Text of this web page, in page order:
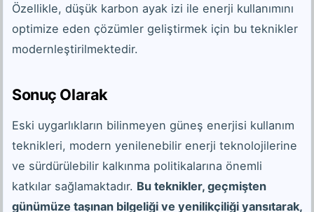
Özellikle, düşük karbon ayak izi ile enerji kullanımını
optimize eden çözümler geliştirmek için bu teknikler
modernleştirilmektedir.
Sonuç Olarak
Eski uygarlıkların bilinmeyen güneş enerjisi kullanım
teknikleri, modern yenilenebilir enerji teknolojilerine
ve sürdürülebilir kalkınma politikalarına önemli
katkılar sağlamaktadır. Bu teknikler, geçmişten
günümüze taşınan bilgeliği ve yenilikçiliği yansıtarak,